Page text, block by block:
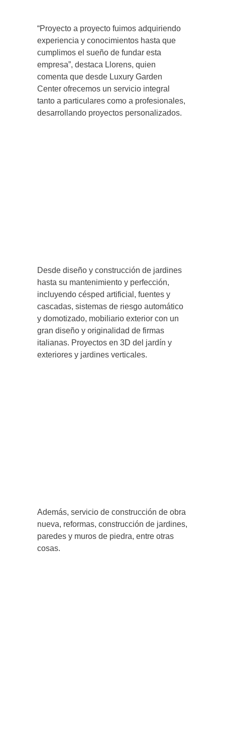
“Proyecto a proyecto fuimos adquiriendo
experiencia y conocimientos hasta que
cumplimos el sueño de fundar esta
empresa”, destaca Llorens, quien
comenta que desde Luxury Garden
Center ofrecemos un servicio integral
tanto a particulares como a profesionales,
desarrollando proyectos personalizados.
Desde diseño y construcción de jardines
hasta su mantenimiento y perfección,
incluyendo césped artificial, fuentes y
cascadas, sistemas de riesgo automático
y domotizado, mobiliario exterior con un
gran diseño y originalidad de firmas
italianas. Proyectos en 3D del jardín y
exteriores y jardines verticales.
Además, servicio de construcción de obra
nueva, reformas, construcción de jardines,
paredes y muros de piedra, entre otras
cosas.